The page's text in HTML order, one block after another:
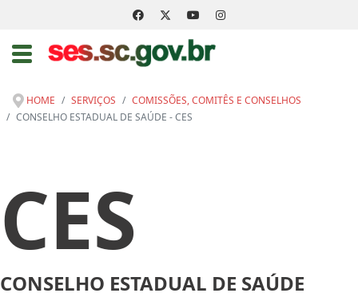
HOME SERVIÇOS
COMISSÕES, COMITÊS E CONSELHOS
CONSELHO ESTADUAL DE SAÚDE - CES
CES
CONSELHO ESTADUAL DE SAÚDE